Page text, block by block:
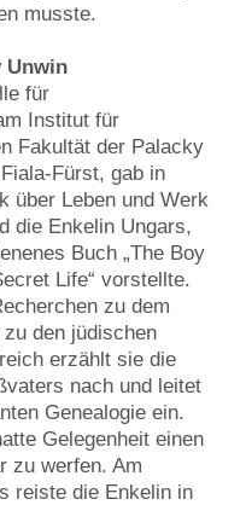
musste.
Unwin
für
Institut für
Fakultät der Palacky
Fürst, gab in
über Leben und Werk
die Enkelin Ungars,
Buch „The Boy
Life“ vorstellte.
zu dem
den jüdischen
erzählt sie die
nach und leitet
Genealogie ein.
Gelegenheit einen
zu werfen. Am
reiste die Enkelin in